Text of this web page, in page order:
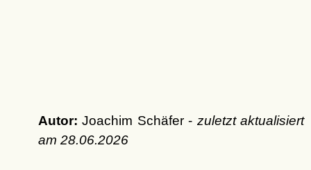
Autor: Joachim Schäfer - zuletzt aktualisiert
am 28.06.2026